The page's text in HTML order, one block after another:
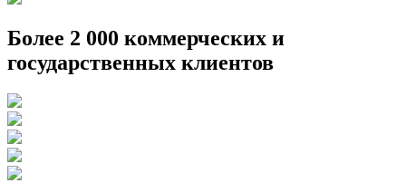
Более 2 000 коммерческих и
государственных клиентов